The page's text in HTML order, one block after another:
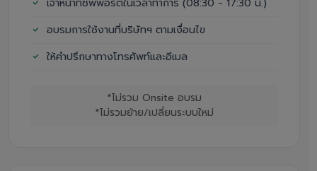
อบรมการใช้งานที่บริษัทฯ ตามเงื่อนไข
ให้คำปรึกษาทางโทรศัพท์และอีเมล
*ไม่รวม Onsite อบรม
*ไม่รวมย้าย/เปลี่ยนระบบใหม่